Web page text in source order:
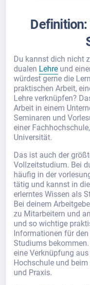
Definition:
Du kannst dich nicht
dualen Lehre und
würdest gerne die
praktischen Arbeit,
Lehre verknüpfen?
Arbeit in einem
Seminaren und
einer
Universität.
Das ist auch der
Vollzeitstudium. Bei
häufig in der
tätig und kannst in
erlerntes Wissen als
Bei deinem
zu Mitarbeitern und
und so wichtige
Informationen für
Studiums
eine Verknüpfung
Hochschule und
und Praxis.